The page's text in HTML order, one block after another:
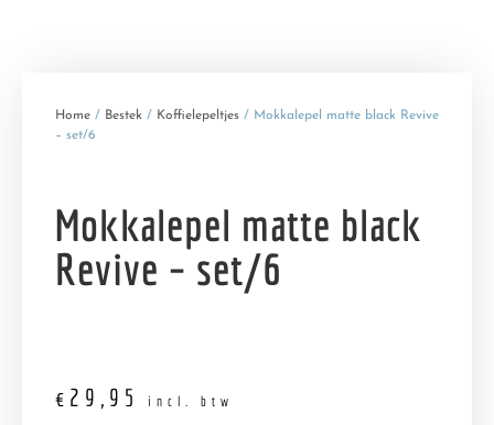
Home / Bestek / Koffielepeltjes / Mokkalepel matte black Revive
– set/6
Mokkalepel matte black
Revive – set/6
€ 29,95 incl. btw